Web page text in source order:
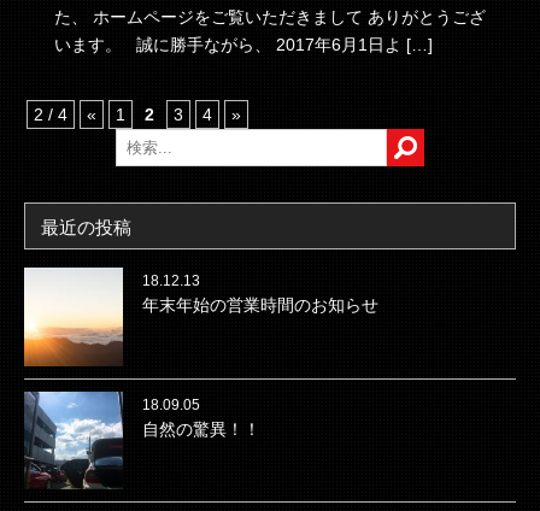
た、 ホームページをご覧いただきまして ありがとうござ
います。 誠に勝手ながら、 2017年6月1日よ […]
2 / 4 « 1 2 3 4 »
最近の投稿
18.12.13
年末年始の営業時間のお知らせ
18.09.05
自然の驚異！！